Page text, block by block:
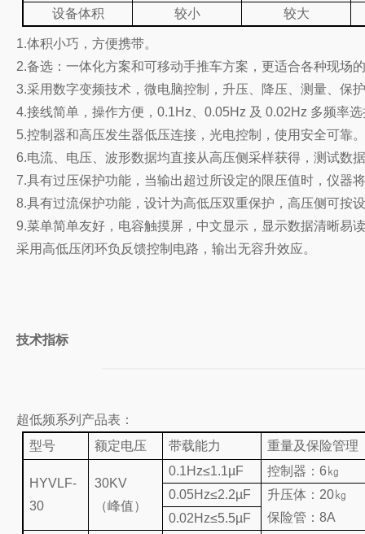
设备体积
较小 较大
1.体积小巧，方便携带。
2.备选：一体化方案和可移动手推车方案，更适合各种现场
3.采用数字变频技术，微电脑控制，升压、降压、测量、保
4.接线简单，操作方便，0.1Hz、0.05Hz 及 0.02Hz 多频率
5.控制器和高压发生器低压连接，光电控制，使用安全可靠。
6.电流、电压、波形数据均直接从高压侧采样获得，测试数
7.具有过压保护功能，当输出超过所设定的限压值时，仪器
8.具有过流保护功能，设计为高低压双重保护，高压侧可按
9.菜单简单友好，电容触摸屏，中文显示，显示数据清晰易
采用高低压闭环负反馈控制电路，输出无容升效应。
技术指标
超低频系列产品表：
型号
额定电压 带载能力 重量及保险管理
HYVLF-
30
30KV
（峰值）
0.1Hz≤1.1µF
控制器：6㎏
0.05Hz≤2.2µF
升压体：20㎏
保险管：8A
0.02Hz≤5.5µF